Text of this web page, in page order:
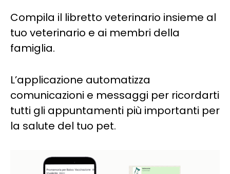
Compila il libretto veterinario insieme al
tuo veterinario e ai membri della
famiglia.
L’applicazione automatizza
comunicazioni e messaggi per ricordarti
tutti gli appuntamenti più importanti per
la salute del tuo pet.